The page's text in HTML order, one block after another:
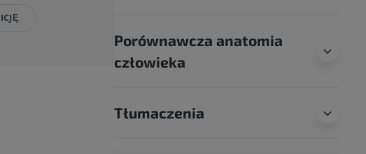
Porównawcza anatomia
człowieka
Tłumaczenia